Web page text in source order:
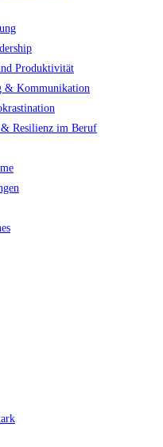
Produktivität
& Kommunikation
& Resilienz im Beruf